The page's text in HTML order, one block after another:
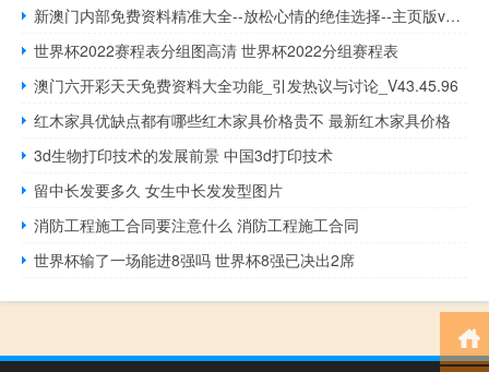
新澳门内部免费资料精准大全--放松心情的绝佳选择--主页版v221.211
世界杯2022赛程表分组图高清 世界杯2022分组赛程表
澳门六开彩天天免费资料大全功能_引发热议与讨论_V43.45.96
红木家具优缺点都有哪些红木家具价格贵不 最新红木家具价格
3d生物打印技术的发展前景 中国3d打印技术
留中长发要多久 女生中长发发型图片
消防工程施工合同要注意什么 消防工程施工合同
世界杯输了一场能进8强吗 世界杯8强已决出2席